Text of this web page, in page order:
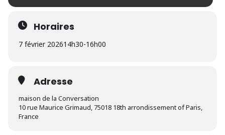
Horaires
7 février 202614h30-16h00
Adresse
maison de la Conversation
10 rue Maurice Grimaud, 75018 18th arrondissement of Paris,
France